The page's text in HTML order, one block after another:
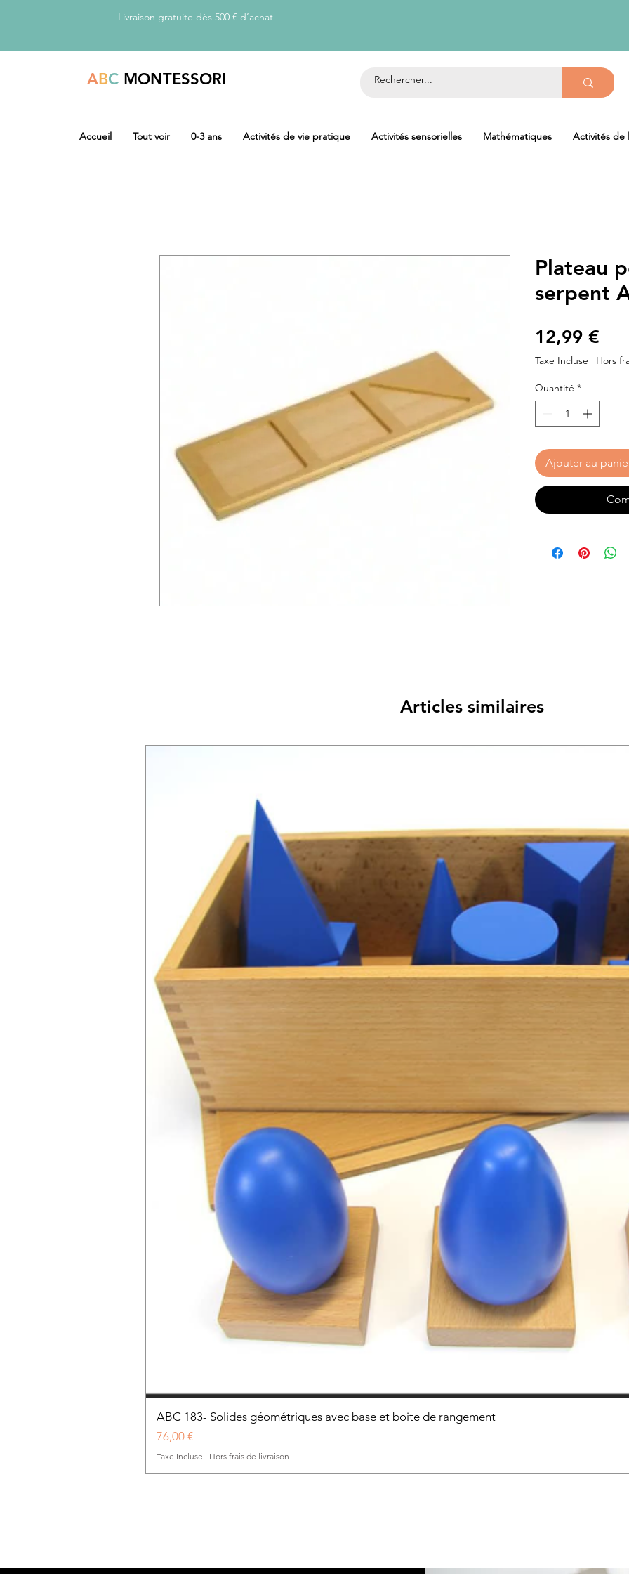
Livraison gratuite dès 500 € d’achat
ABC MONTESSORI
Accueil Tout voir 0-3 ans Activités de vie pratique Activités sensorielles Mathématiques Activités de
Plateau
serpent
12,99 €
Taxe Incluse | Hors
Quantité *
Ajouter au
Articles similaires
ABC 183- Solides géométriques avec base et boite de rangement
Prix
76,00 €
Taxe Incluse | Hors frais de livraison